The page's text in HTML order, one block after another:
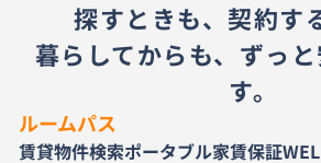
探すときも、契約す
暮らしてからも、ずっ
す。
ルームパス
賃貸物件検索ポータブル家賃保証